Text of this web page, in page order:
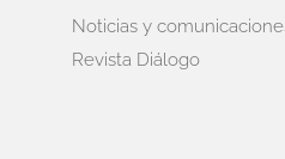
Noticias y
Revista Diálogo